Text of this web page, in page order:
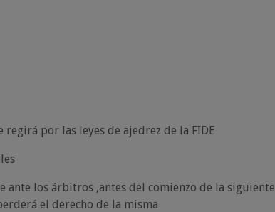
regirá por las leyes de ajedrez de la FIDE
ante los árbitros ,antes del comienzo de la siguiente
el derecho de la misma